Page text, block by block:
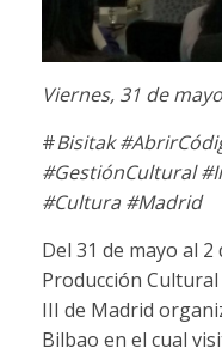
Viernes, 31 de
#Bisitak
#GestiónCultural
#Cultura #Madrid
Del 31 de mayo al
Producción
III de Madrid
Bilbao en el cual